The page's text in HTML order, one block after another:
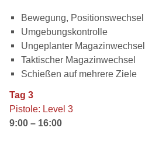
Bewegung, Positionswechsel
Umgebungskontrolle
Ungeplanter Magazinwechsel
Taktischer Magazinwechsel
Schießen auf mehrere Ziele
Tag 3
Pistole: Level 3
9:00 – 16:00